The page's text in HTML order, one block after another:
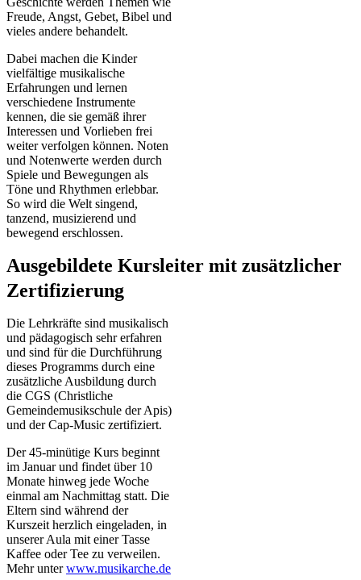
Freude, Angst, Gebet, Bibel und
vieles andere behandelt.
Dabei machen die Kinder
vielfältige musikalische
Erfahrungen und lernen
verschiedene Instrumente
kennen, die sie gemäß ihrer
Interessen und Vorlieben frei
weiter verfolgen können. Noten
und Notenwerte werden durch
Spiele und Bewegungen als
Töne und Rhythmen erlebbar.
So wird die Welt singend,
tanzend, musizierend und
bewegend erschlossen.
Ausgebildete Kursleiter mit zusätzlicher
Zertifizierung
Die Lehrkräfte sind musikalisch
und pädagogisch sehr erfahren
und sind für die Durchführung
dieses Programms durch eine
zusätzliche Ausbildung durch
die CGS (Christliche
Gemeindemusikschule der Apis)
und der Cap-Music zertifiziert.
Der 45-minütige Kurs beginnt
im Januar und findet über 10
Monate hinweg jede Woche
einmal am Nachmittag statt. Die
Eltern sind während der
Kurszeit herzlich eingeladen, in
unserer Aula mit einer Tasse
Kaffee oder Tee zu verweilen.
Mehr unterwww.musikarche.de